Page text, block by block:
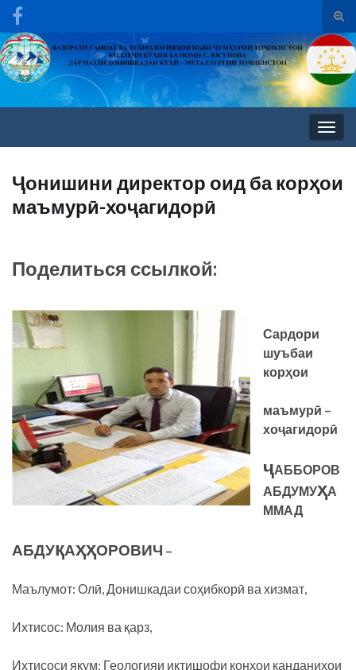
Вкл/
Search for:
Вкл/
выкл
Ҷонишини директор оид ба корҳои
маъмурӣ-хоҷагидорӣ
Поделиться ссылкой:
Сардори
шуъбаи
корҳои
маъмурӣ –
хоҷагидорӣ
ҷАББОРОВ
АБДУМУҳА
ММАД
АБДУқАҳҳОРОВИЧ –
Маълумот: Олӣ, Донишкадаи соҳибкорӣ ва хизмат,
Ихтисос: Молия ва қарз,
Ихтисоси якум: Геологияи иктишофи конҳои канданиҳои